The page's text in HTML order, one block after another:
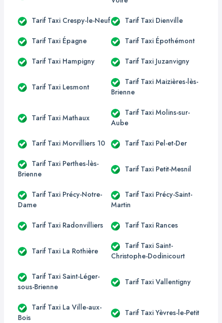
Tarif Taxi Crespy-le-Neuf Tarif Taxi Dienville
Tarif Taxi Épagne Tarif Taxi Épothémont
Tarif Taxi Hampigny Tarif Taxi Juzanvigny
Tarif Taxi Lesmont
Tarif Taxi Maizières-lès-
Brienne
Tarif Taxi Mathaux
Tarif Taxi Molins-sur-
Aube
Tarif Taxi Morvilliers 10 Tarif Taxi Pel-et-Der
Tarif Taxi Perthes-lès-
Brienne
Tarif Taxi Petit-Mesnil
Tarif Taxi Précy-Notre-
Dame
Tarif Taxi Précy-Saint-
Martin
Tarif Taxi Radonvilliers Tarif Taxi Rances
Tarif Taxi La Rothière
Tarif Taxi Saint-
Christophe-Dodinicourt
Tarif Taxi Saint-Léger-
sous-Brienne
Tarif Taxi Vallentigny
Tarif Taxi La Ville-aux-
Bois
Tarif Taxi Yèvres-le-Petit